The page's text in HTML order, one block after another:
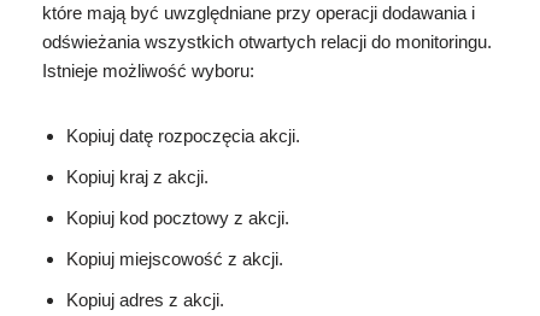
które mają być uwzględniane przy operacji dodawania i
odświeżania wszystkich otwartych relacji do monitoringu.
Istnieje możliwość wyboru:
Kopiuj datę rozpoczęcia akcji.
Kopiuj kraj z akcji.
Kopiuj kod pocztowy z akcji.
Kopiuj miejscowość z akcji.
Kopiuj adres z akcji.